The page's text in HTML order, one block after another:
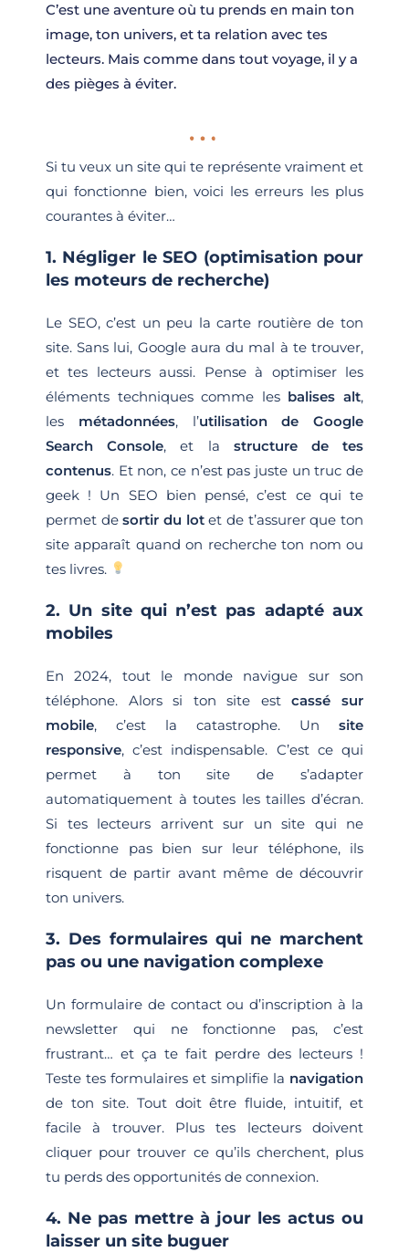
C’est une aventure où tu prends en main ton
image, ton univers, et ta relation avec tes
lecteurs. Mais comme dans tout voyage, il y a
des pièges à éviter.
Si tu veux un site qui te représente vraiment et
qui fonctionne bien, voici les erreurs les plus
courantes à éviter…
1. Négliger le SEO (optimisation pour
les moteurs de recherche)
Le SEO, c’est un peu la carte routière de ton
site. Sans lui, Google aura du mal à te trouver,
et tes lecteurs aussi. Pense à optimiser les
éléments techniques comme les balises alt,
les métadonnées, l’utilisation de Google
Search Console, et la structure de tes
contenus. Et non, ce n’est pas juste un truc de
geek ! Un SEO bien pensé, c’est ce qui te
permet desortir du lotet de t’assurer que ton
site apparaît quand on recherche ton nom ou
tes livres.
2. Un site qui n’est pas adapté aux
mobiles
En 2024, tout le monde navigue sur son
téléphone. Alors si ton site estcassé sur
mobile, c’est la catastrophe. Un site
responsive, c’est indispensable. C’est ce qui
permet à ton site de s’adapter
automatiquement à toutes les tailles d’écran.
Si tes lecteurs arrivent sur un site qui ne
fonctionne pas bien sur leur téléphone, ils
risquent de partir avant même de découvrir
ton univers.
3. Des formulaires qui ne marchent
pas ou une navigation complexe
Un formulaire de contact ou d’inscription à la
newsletter qui ne fonctionne pas, c’est
frustrant… et ça te fait perdre des lecteurs !
Teste tes formulaires et simplifie la navigation
de ton site. Tout doit être fluide, intuitif, et
facile à trouver. Plus tes lecteurs doivent
cliquer pour trouver ce qu’ils cherchent, plus
tu perds des opportunités de connexion.
4. Ne pas mettre à jour les actus ou
laisser un site buguer